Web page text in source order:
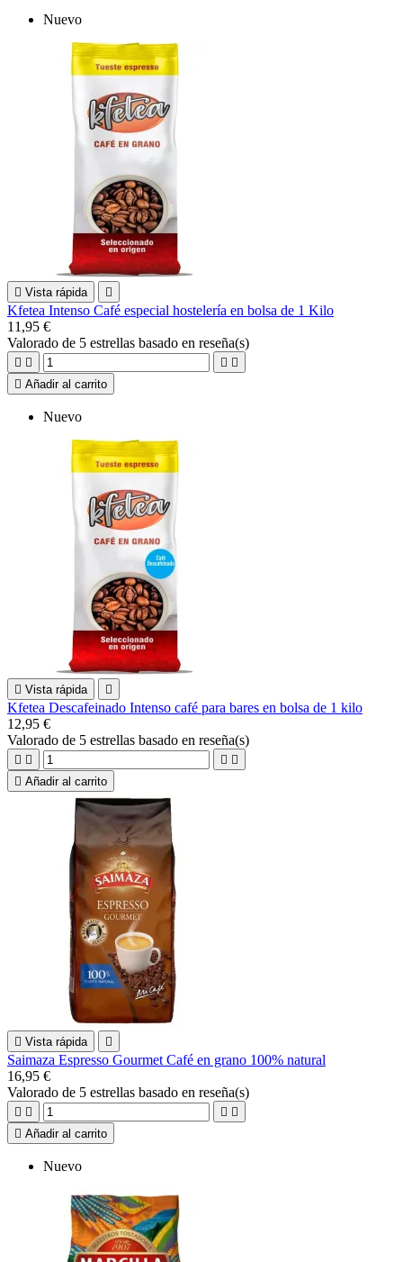
Nuevo
 Vista rápida 
Kfetea Intenso Café especial hostelería en bolsa de 1 Kilo
11,95 €
Valorado de 5 estrellas basado en reseña(s)
   
 Añadir al carrito
Nuevo
 Vista rápida 
Kfetea Descafeinado Intenso café para bares en bolsa de 1 kilo
12,95 €
Valorado de 5 estrellas basado en reseña(s)
   
 Añadir al carrito
 Vista rápida 
Saimaza Espresso Gourmet Café en grano 100% natural
16,95 €
Valorado de 5 estrellas basado en reseña(s)
   
 Añadir al carrito
Nuevo